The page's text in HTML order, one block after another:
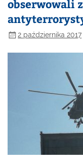
obserwowali
2 października 2017